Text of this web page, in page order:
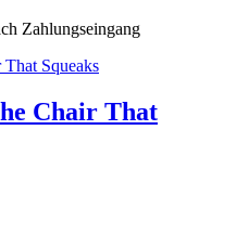
Zahlungseingang
Chair That